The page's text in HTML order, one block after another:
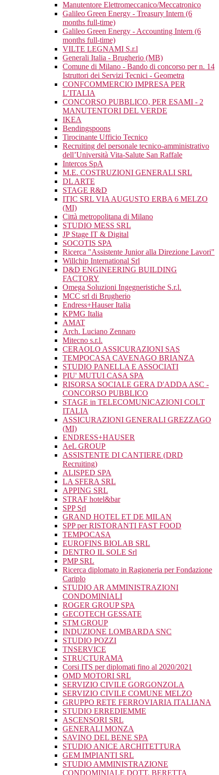
Manutentore Elettromeccanico/Meccatronico
Galileo Green Energy - Treasury Intern (6
months full-time)
Galileo Green Energy - Accounting Intern (6
months full-time)
VILTE LEGNAMI S.r.l
Generali Italia - Brugherio (MB)
Comune di Milano - Bando di concorso per n. 14
Istruttori dei Servizi Tecnici - Geometra
CONFCOMMERCIO IMPRESA PER
L’ITALIA
CONCORSO PUBBLICO, PER ESAMI - 2
MANUTENTORI DEL VERDE
IKEA
Bendingspoons
Tirocinante Ufficio Tecnico
Recruiting del personale tecnico-amministrativo
dell’Università Vita-Salute San Raffale
Intercos SpA
M.E. COSTRUZIONI GENERALI SRL
DL ARTE
STAGE R&D
ITIC SRL VIA AUGUSTO ERBA 6 MELZO
(MI)
Città metropolitana di Milano
STUDIO MESS SRL
JP Stage IT & Digital
SOCOTIS SPA
Ricerca "Assistente Junior alla Direzione Lavori"
Willchip International Srl
D&D ENGINEERING BUILDING
FACTORY
Omega Soluzioni Ingegneristiche S.r.l.
MCC srl di Brugherio
Endress+Hauser Italia
KPMG Italia
AMAT
Arch. Luciano Zennaro
Mitecno s.r.l.
CERAOLO ASSICURAZIONI SAS
TEMPOCASA CAVENAGO BRIANZA
STUDIO PANELLA E ASSOCIATI
PIU' MUTUI CASA SPA
RISORSA SOCIALE GERA D'ADDA ASC -
CONCORSO PUBBLICO
STAGE in TELECOMUNICAZIONI COLT
ITALIA
ASSICURAZIONI GENERALI GREZZAGO
(MI)
ENDRESS+HAUSER
AeL GROUP
ASSISTENTE DI CANTIERE (DRD
Recruiting)
ALISPED SPA
LA SFERA SRL
APPING SRL
STRAF hotel&bar
SPP Srl
GRAND HOTEL ET DE MILAN
SPP per RISTORANTI FAST FOOD
TEMPOCASA
EUROFINS BIOLAB SRL
DENTRO IL SOLE Srl
PMP SRL
Ricerca diplomato in Ragioneria per Fondazione
Cariplo
STUDIO AR AMMINISTRAZIONI
CONDOMINIALI
ROGER GROUP SPA
GECOTECH GESSATE
STM GROUP
INDUZIONE LOMBARDA SNC
STUDIO POZZI
TNSERVICE
STRUCTURAMA
Corsi ITS per diplomati fino al 2020/2021
OMD MOTORI SRL
SERVIZIO CIVILE GORGONZOLA
SERVIZIO CIVILE COMUNE MELZO
GRUPPO RETE FERROVIARIA ITALIANA
STUDIO ERREDIEMME
ASCENSORI SRL
GENERALI MONZA
SAVINO DEL BENE SPA
STUDIO ANICE ARCHITETTURA
GEM IMPIANTI SRL
STUDIO AMMINISTRAZIONE
CONDOMINIALE DOTT. BERETTA